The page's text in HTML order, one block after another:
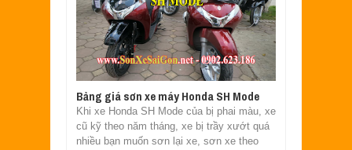
Bảng giá sơn xe máy Honda SH Mode
Khi xe Honda SH Mode của bị phai màu, xe
cũ kỹ theo năm tháng, xe bị trầy xướt quá
nhiều bạn muốn sơn lại xe, sơn xe theo